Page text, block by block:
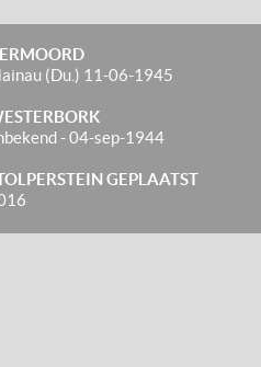
(Du.) 11-06-1945
-04-sep-1944
GEPLAATST